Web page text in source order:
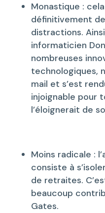
Monastique :
définitivement
distractions.
informaticien
nombreuses
technologiques,
mail et s’est
injoignable pour
l’éloignerait de
Moins radicale :
consiste à
de retraites.
beaucoup
Gates.